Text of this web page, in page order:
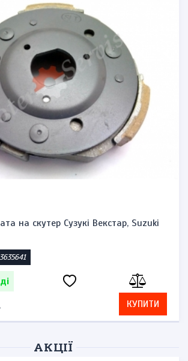
на скутер Сузукі Векстар, Suzuki
КУПИТИ
АКЦІЇ